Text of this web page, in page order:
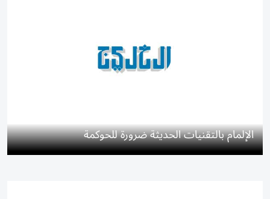
الإلمام بالتقنيات الحديثة ضرورة للحوكمة